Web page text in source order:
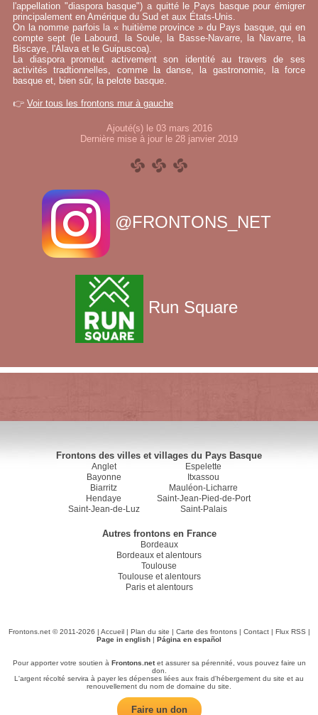
l'appellation "diaspora basque") a quitté le Pays basque pour émigrer
principalement en Amérique du Sud et aux États-Unis.
On la nomme parfois la « huitième province » du Pays basque, qui en
compte sept (le Labourd, la Soule, la Basse-Navarre, la Navarre, la
Biscaye, l'Alava et le Guipuscoa).
La diaspora promeut activement son identité au travers de ses
activités tradtionnelles, comme la danse, la gastronomie, la force
basque et, bien sûr, la pelote basque.
👉 Voir tous les frontons mur à gauche
Ajouté(s) le 03 mars 2016
Dernière mise à jour le 28 janvier 2019
@FRONTONS_NET
Run Square
Frontons des villes et villages du Pays Basque
Anglet
Bayonne
Biarritz
Hendaye
Saint-Jean-de-Luz
Espelette
Itxassou
Mauléon-Licharre
Saint-Jean-Pied-de-Port
Saint-Palais
Autres frontons en France
Bordeaux
Bordeaux et alentours
Toulouse
Toulouse et alentours
Paris et alentours
Frontons.net © 2011-2026 | Accueil| Plan du site | Carte des frontons| Contact| Flux RSS |
Page in english | Página en español
Pour apporter votre soutien à Frontons.netet assurer sa pérennité, vous pouvez faire un
don.
L'argent récolté servira à payer les dépenses liées aux frais d'hébergement du site et au
renouvellement du nom de domaine du site.
Faire un don